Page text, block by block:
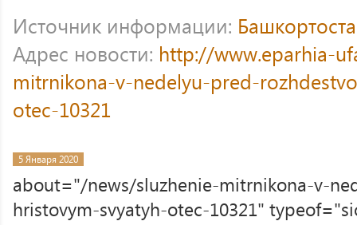
Источник информации:
Адрес новости: http://www.eparhia-
mitrnikona-v-nedelyu-pred-
otec-10321
5 Января 2020
about="/news/sluzhenie-mitrnikona-v-
hristovym-svyatyh-otec-10321"